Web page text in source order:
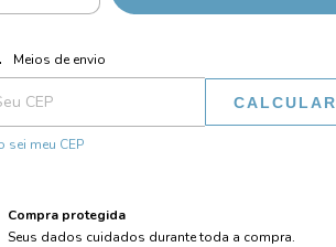
para o CEP:
Meios de envio
CALCULAR
sei meu CEP
Compra protegida
Seus dados cuidados durante toda a compra.